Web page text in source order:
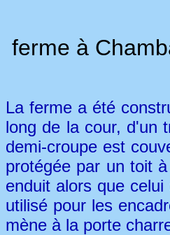
ferme à
La ferme a été
long de la cour, d'un
demi-croupe est
protégée par un toit
enduit alors que
utilisé pour les
mène à la porte